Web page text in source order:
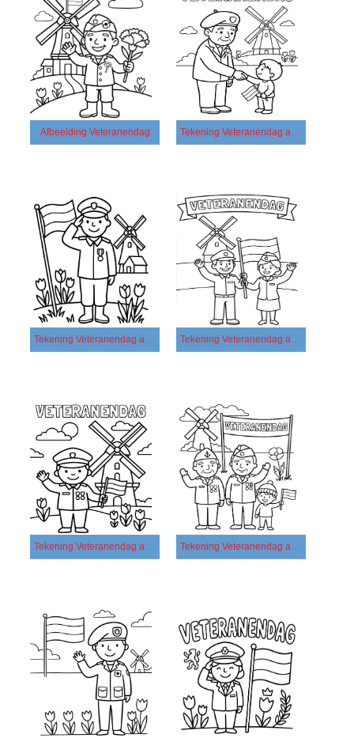
Afbeelding Veteranendag Tekening Veteranendag afdrukbaar basis
Tekening Veteranendag afdrukbaar eenvoudig Tekening Veteranendag afdrukbaar simpel
Tekening Veteranendag afdrukbaar voor kinderen Tekening Veteranendag afdrukbaar